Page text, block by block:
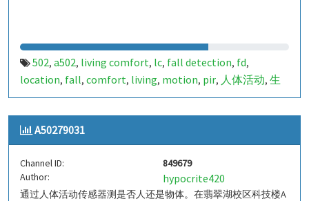
502, a502, living comfort, lc, fall detection, fd,
location, fall, comfort, living, motion, pir, 人体活动, 生
活,tanbir,跌倒,定位,哈山,室内定位,室内,indoor,
indoor living comfort,ilc,indoor living quality,ilq,
a50279049,849713
A50279031
Channel ID:
849679
Author:
hypocrite420
通过人体活动传感器测是否人还是物体。在翡翠湖校区科技楼A